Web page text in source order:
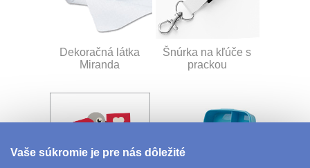
Dekoračná látka
Miranda
Šnúrka na kľúče s
prackou
Vaše súkromie je pre nás dôležité